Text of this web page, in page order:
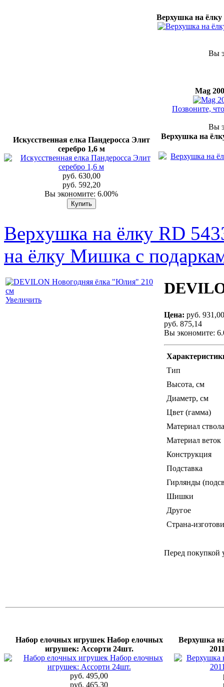
Верхушка на
Вы
Mag
Позвоните,
Вы
Искусственная елка Пандеросса Элит
серебро 1,6 м
руб. 630,00
руб. 592,20
Вы экономите: 6.00%
Верхушка на
Верхушка на ёлку RD
на ёлку Мишка с
Увеличить
Цена: руб. 931,00
руб. 875,14
Вы экономите:
Тип
Высота, см
Диаметр, см
Цвет (гамма)
Материал ствола
Материал веток
Конструкция
Подставка
Гирлянды
Шишки
Другое
Страна-
Перед покупкой
Набор елочных игрушек Набор елочных
игрушек: Ассорти 24шт.
руб. 495,00
руб. 465,30
Верхушка